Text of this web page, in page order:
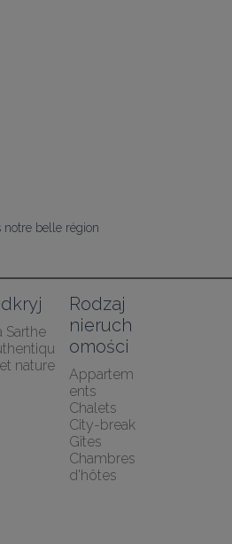
belle région
Sarthe
nature
Rodzaj
nieruch
omości
Appartem
ents
Chalets
City-break
Gîtes
Chambres
d'hôtes